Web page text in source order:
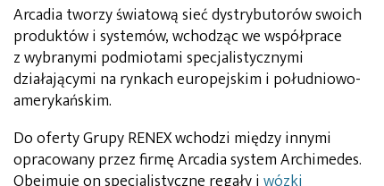
Arcadia tworzy światową sieć dystrybutorów swoich
produktów i systemów, wchodząc we współprace
z wybranymi podmiotami specjalistycznymi
działającymi na rynkach europejskim i południowo-
amerykańskim.
Do oferty Grupy RENEX wchodzi między innymi
opracowany przez firmę Arcadia system Archimedes.